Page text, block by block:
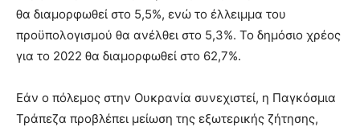
θα διαμορφωθεί στο 5,5%, ενώ το έλλειμμα του
προϋπολογισμού θα ανέλθει στο 5,3%. Το δημόσιο χρέος
για το 2022 θα διαμορφωθεί στο 62,7%.
Εάν ο πόλεμος στην Ουκρανία συνεχιστεί, η Παγκόσμια
Τράπεζα προβλέπει μείωση της εξωτερικής ζήτησης,